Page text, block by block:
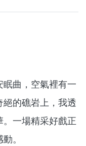
曲，空氣裡有一
的礁岩上，我透
一場精采好戲正
。